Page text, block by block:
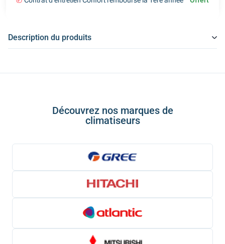
Description du produits
Découvrez nos marques de
climatiseurs